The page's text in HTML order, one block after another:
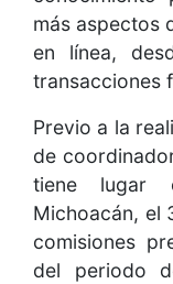
más aspectos
en línea,
transacciones
Previo a la
de
tiene lugar
Michoacán, el
comisiones
del periodo